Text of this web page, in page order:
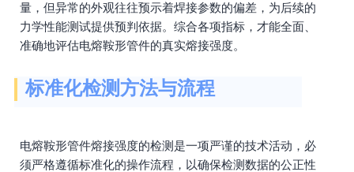
量，但异常的外观往往预示着焊接参数的偏差，为后续的
力学性能测试提供预判依据。综合各项指标，才能全面、
准确地评估电熔鞍形管件的真实熔接强度。
标准化检测方法与流程
电熔鞍形管件熔接强度的检测是一项严谨的技术活动，必
须严格遵循标准化的操作流程，以确保检测数据的公正性